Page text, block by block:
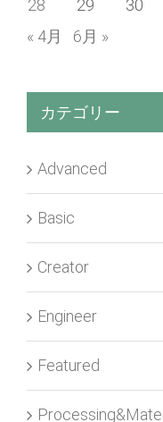
« 4月
6月 »
Basic
Creator
Engineer
Featured